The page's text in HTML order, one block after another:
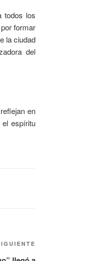
todos los
formar
la ciudad
del
en
espíritu